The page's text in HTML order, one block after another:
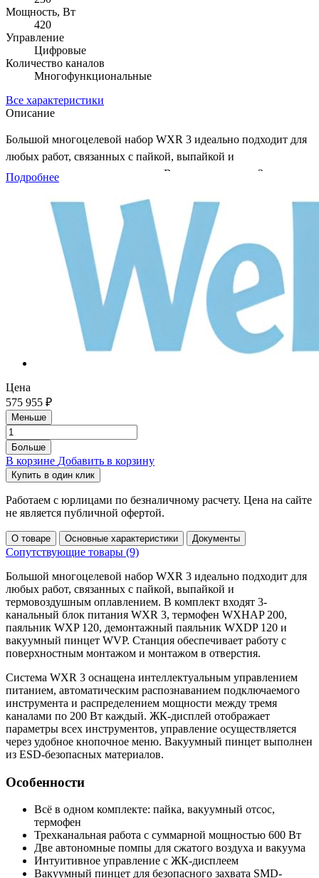
Мощность, Вт
420
Управление
Цифровые
Количество каналов
Многофункциональные
Все характеристики
Описание
Большой многоцелевой набор WXR 3 идеально подходит для
любых работ, связанных с пайкой, выпайкой и
термовоздушным оплавлением. В комплект входят 3-
паяльник WXP 120, демонтажный паяльник WXDP 120 и
вакуумный пинцет WVP. Станция обеспечивает работу с
поверхностным монтажом и монтажом в отверстия.
Система WXR 3 оснащена интеллектуальным управлением
питанием, автоматическим распознаванием подключаемого
инструмента и распределением мощности между тремя
каналами по 200 Вт каждый. ЖК-дисплей отображает
параметры всех инструментов, управление осуществляется
через удобное кнопочное меню. Вакуумный пинцет выполнен
Особенности
термофен
Трехканальная работа с суммарной мощностью 600 Вт
Две автономные помпы для сжатого воздуха и вакуума
Интуитивное управление с ЖК-дисплеем
Вакуумный пинцет для безопасного захвата SMD-
корпусов
Автоматическое распознавание подключенного
инструмента
Совместимость со всеми инструментами серии WX
ESD-безопасный
Характеристики
Номенклатура
Weller WXR 3
Количество каналов 3
Производительность 420 W (600 W)
Диапазон
100–450 °C (максимум 550 °C)
Температурная
Температурная
стабильность
±2 °C
Скорость подачи
18 л/мин
Подробнее
Цена
575 955 ₽
Меньше
Больше
В корзине Добавить в корзину
Купить в один клик
Работаем с юрлицами по безналичному расчету. Цена на сайте
не является публичной офертой.
О товаре Основные характеристики Документы
Сопутствующие товары (9)
Большой многоцелевой набор WXR 3 идеально подходит для
любых работ, связанных с пайкой, выпайкой и
термовоздушным оплавлением. В комплект входят 3-
канальный блок питания WXR 3, термофен WXHAP 200,
паяльник WXP 120, демонтажный паяльник WXDP 120 и
вакуумный пинцет WVP. Станция обеспечивает работу с
поверхностным монтажом и монтажом в отверстия.
Система WXR 3 оснащена интеллектуальным управлением
питанием, автоматическим распознаванием подключаемого
инструмента и распределением мощности между тремя
каналами по 200 Вт каждый. ЖК-дисплей отображает
параметры всех инструментов, управление осуществляется
через удобное кнопочное меню. Вакуумный пинцет выполнен
из ESD-безопасных материалов.
Особенности
Всё в одном комплекте: пайка, вакуумный отсос,
термофен
Трехканальная работа с суммарной мощностью 600 Вт
Две автономные помпы для сжатого воздуха и вакуума
Интуитивное управление с ЖК-дисплеем
Вакуумный пинцет для безопасного захвата SMD-